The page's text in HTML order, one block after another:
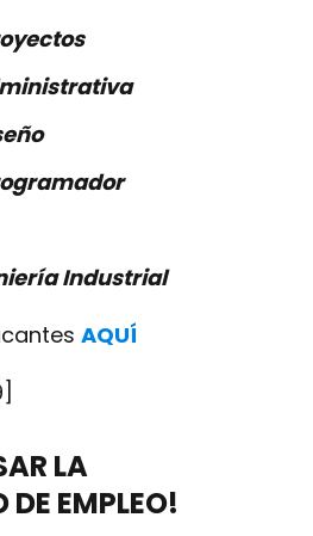
Industrial
AQUÍ
LA
EMPLEO!